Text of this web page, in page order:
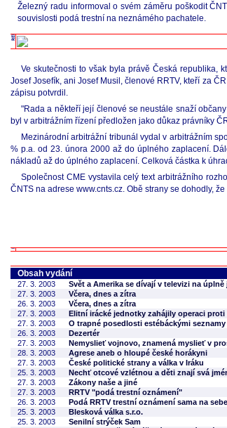
Železný radu informoval o svém záměru poškodit
souvislosti podá trestní na neznámého pachatele.
Ve skutečnosti to však byla právě Česká republika,
Josef Josefík, ani Josef Musil, členové RRTV, kteří za
zápisu potvrdil.
"Rada a někteří její členové se neustále snaží
byl v arbitrážním řízení předložen jako důkaz právníky
Mezinárodní arbitrážní tribunál vydal v arbitrážním
% p.a. od 23. února 2000 až do úplného zaplacení.
nákladů až do úplného zaplacení. Celková částka k
Společnost CME vystavila celý text arbitrážního
ČNTS na adrese www.cnts.cz. Obě strany se dohodly,
Obsah vydání
27. 3. 2003
Svět a Amerika se dívají v televizi na úplně
27. 3. 2003
Včera, dnes a zítra
26. 3. 2003
Včera, dnes a zítra
27. 3. 2003
Elitní irácké jednotky zahájily operaci proti
27. 3. 2003
O trapné posedlosti estébáckými seznamy
26. 3. 2003
Dezertér
27. 3. 2003
Nemyslieť vojnovo, znamená myslieť v
28. 3. 2003
Agrese aneb o hloupé české horákyni
27. 3. 2003
České politické strany a válka v Iráku
25. 3. 2003
Nechť otcové vzlétnou a děti znají svá
27. 3. 2003
Zákony naše a jiné
27. 3. 2003
RRTV "podá trestní oznámení"
26. 3. 2003
Podá RRTV trestní oznámení sama na
25. 3. 2003
Blesková válka s.r.o.
25. 3. 2003
Senilní strýček Sam